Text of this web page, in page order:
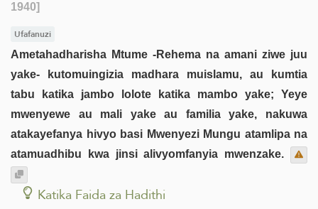
1940]
Ufafanuzi
Ametahadharisha Mtume -Rehema na amani ziwe juu
yake- kutomuingizia madhara muislamu, au kumtia
tabu katika jambo lolote katika mambo yake; Yeye
mwenyewe au mali yake au familia yake, nakuwa
atakayefanya hivyo basi Mwenyezi Mungu atamlipa na
atamuadhibu kwa jinsi alivyomfanyia mwenzake.
Katika Faida za Hadithi